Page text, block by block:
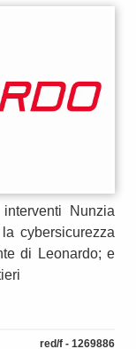
Nunzia
cybersicurezza
di Leonardo; e
red/f - 1269886